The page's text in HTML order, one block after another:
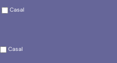
Casal
Casal